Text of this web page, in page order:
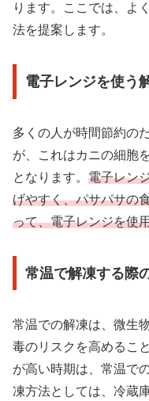
ります。ここでは、よ
法を提案します。
電子レンジを使う
多くの人が時間節約の
が、これはカニの細胞
となります。 電子レン
げやすく、パサパサの
って、電子レンジを使
常温で解凍する際
常温での解凍は、微生
毒のリスクを高めるこ
が高い時期は、常温で
凍方法としては、冷蔵